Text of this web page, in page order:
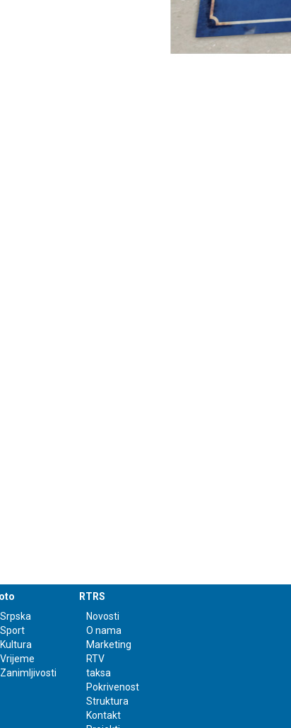
Srpska
Sport
Kultura
Vrijeme
Zanimljivosti
RTRS
Novosti
O nama
Marketing
RTV
taksa
Pokrivenost
Struktura
Kontakt